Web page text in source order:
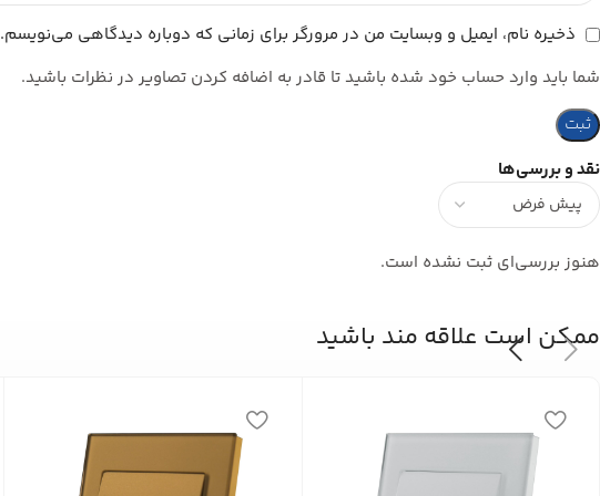
نقد و بررسی‌ها
هنوز بررسی‌ای ثبت نشده است.
ذخیره نام، ایمیل و وبسایت من در مرورگر برای زمانی که دوباره دیدگاهی می‌نویسم.
شما باید وارد حساب خود شده باشید تا قادر به اضافه کردن تصاویر در نظرات باشید.
ممکن است علاقه مند باشید